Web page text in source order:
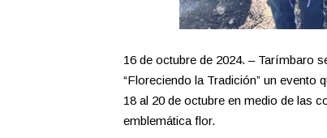
16 de octubre de 2024. – Tarímbaro
“Floreciendo la Tradición” un evento
18 al 20 de octubre en medio de las
emblemática flor.